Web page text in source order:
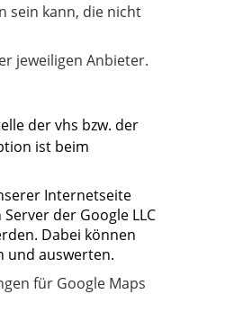
sein kann, die nicht
jeweiligen Anbieter.
der vhs bzw. der
ist beim
Internetseite
der Google LLC
Dabei können
und auswerten.
für Google Maps